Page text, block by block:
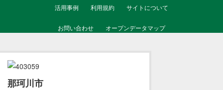
活用事例 利用規約 サイトについて
お問い合わせ オープンデータマップ
那珂川市